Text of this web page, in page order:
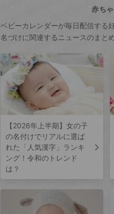
赤ち
ベビーカレンダーが毎日配信する
名づけに関連するニュースのまと
【2026年上半期】女の子
の名付けでリアルに選ば
れた「人気漢字」ランキ
ング！令和のトレンド
は？